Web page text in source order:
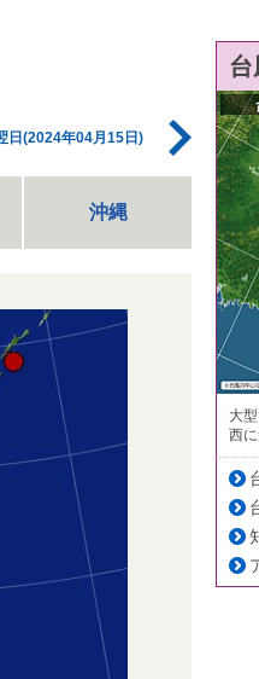
日(2024年04月15日)
沖縄
大
西